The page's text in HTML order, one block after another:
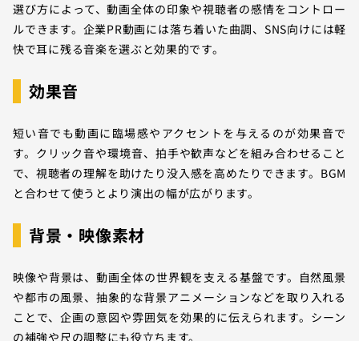
選び方によって、動画全体の印象や視聴者の感情をコントロー
ルできます。企業PR動画には落ち着いた曲調、SNS向けには軽
快で耳に残る音楽を選ぶと効果的です。
効果音
短い音でも動画に臨場感やアクセントを与えるのが効果音で
す。クリック音や環境音、拍手や歓声などを組み合わせること
で、視聴者の理解を助けたり没入感を高めたりできます。BGM
と合わせて使うとより演出の幅が広がります。
背景・映像素材
映像や背景は、動画全体の世界観を支える基盤です。自然風景
や都市の風景、抽象的な背景アニメーションなどを取り入れる
ことで、企画の意図や雰囲気を効果的に伝えられます。シーン
の補強や尺の調整にも役立ちます。